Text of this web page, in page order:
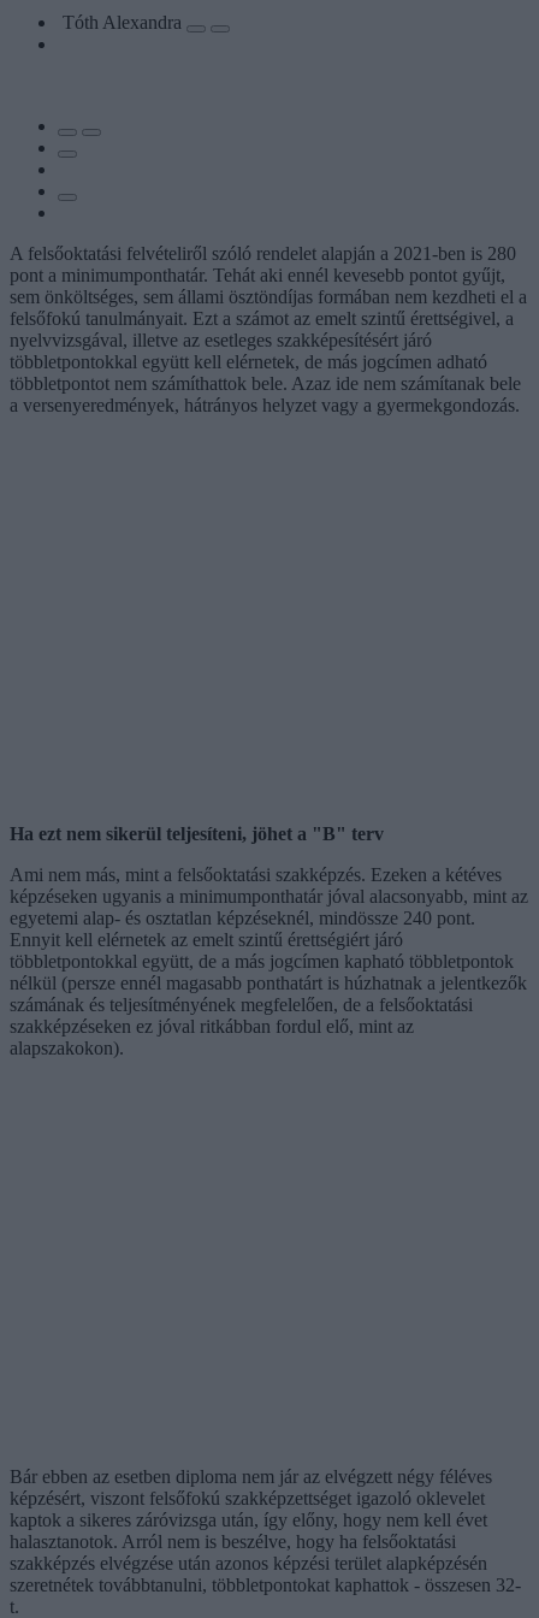
Tóth Alexandra
A felsőoktatási felvételiről szóló rendelet alapján a 2021-ben is 280
pont a minimumponthatár. Tehát aki ennél kevesebb pontot gyűjt,
sem önköltséges, sem állami ösztöndíjas formában nem kezdheti el a
felsőfokú tanulmányait. Ezt a számot az emelt szintű érettségivel, a
nyelvvizsgával, illetve az esetleges szakképesítésért járó
többletpontokkal együtt kell elérnetek, de más jogcímen adható
többletpontot nem számíthattok bele. Azaz ide nem számítanak bele
a versenyeredmények, hátrányos helyzet vagy a gyermekgondozás.
Ha ezt nem sikerül teljesíteni, jöhet a "B" terv
Ami nem más, mint a felsőoktatási szakképzés. Ezeken a kétéves
képzéseken ugyanis a minimumponthatár jóval alacsonyabb, mint az
egyetemi alap- és osztatlan képzéseknél, mindössze 240 pont.
Ennyit kell elérnetek az emelt szintű érettségiért járó
többletpontokkal együtt, de a más jogcímen kapható többletpontok
nélkül (persze ennél magasabb ponthatárt is húzhatnak a jelentkezők
számának és teljesítményének megfelelően, de a felsőoktatási
szakképzéseken ez jóval ritkábban fordul elő, mint az
alapszakokon).
Bár ebben az esetben diploma nem jár az elvégzett négy féléves
képzésért, viszont felsőfokú szakképzettséget igazoló oklevelet
kaptok a sikeres záróvizsga után, így előny, hogy nem kell évet
halasztanotok. Arról nem is beszélve, hogy ha felsőoktatási
szakképzés elvégzése után azonos képzési terület alapképzésén
szeretnétek továbbtanulni, többletpontokat kaphattok - összesen 32-
t.